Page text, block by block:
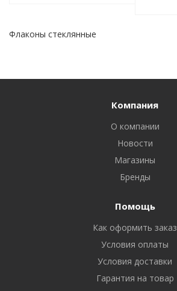
Флаконы стеклянные
Компания
О компании
Новости
Магазины
Бренды
Помощь
Как оформить заказ
Условия оплаты
Условия доставки
Гарантия на товар